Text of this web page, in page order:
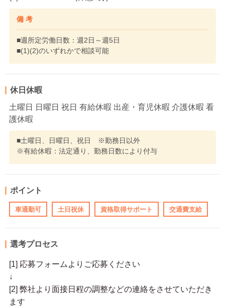
備 考
■週所定労働日数：週2日～週5日
■(1)(2)のいずれかで相談可能
休日休暇
土曜日 日曜日 祝日 有給休暇 出産・育児休暇 介護休暇 看
護休暇
■土曜日、日曜日、祝日 ※勤務日以外
※有給休暇：法定通り、勤務日数により付与
ポイント
車通勤可 土日祝休 資格取得サポート 交通費支給
選考プロセス
[1] 応募フォームよりご応募ください
↓
[2] 弊社より面接日程の調整などの連絡をさせていただき
ます